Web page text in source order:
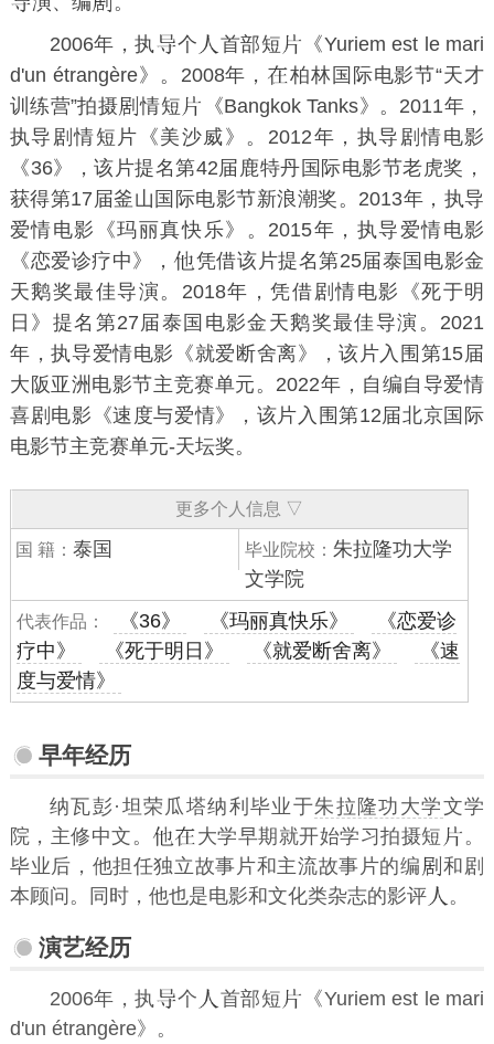
2006年，执
个 首部短
《Yuriem est le mari
d'un étrangère》。2008年，
柏林国际电影节“天才
训练营”拍摄
情短
《Bangkok Tanks》。2011年，
执导剧情短片《美沙威》。2012年，执导剧情电影
《36》，该片提名第42届鹿特丹国际电影节老虎奖，
获得第17届釜山国际电影节新浪潮奖。2013年，执导
爱情电影《玛丽真快乐》。2015年，执导爱情电影
《恋爱诊疗中》，
凭借该片提名第25届泰国电影金
天鹅奖最佳导演。2018年，凭借剧情电影《死于明
日 》提名第27届泰国电影金天鹅奖最佳导演。2021
年，执导爱情电影《就爱断舍离》，该片入围第15届
大阪亚洲电影节主竞赛单元。2022年，自编自导爱情
喜剧电影《速度与爱情》，该片入围第12届北京国际
电影节主竞赛单元-天坛奖。
更多个人信息 ▽
国 籍：泰国 毕业院校： 朱拉隆功大学
文学院
代表作品： 《36》 《玛丽真快乐》
《恋爱诊
疗中》
《死于明日》 《就爱断舍离》
《速
度与爱情》
早年经历
纳瓦彭·坦荣瓜塔纳利毕业于朱拉隆功大学文学
院，主修中文。
大学早期就开始学习拍摄短
。
毕业后，他担任独立故事片和主流故事片的编
和剧
本顾问。同时，他也是电影和文化类杂志的影评
。
演艺经历
2006年，执 个 首部短
《Yuriem est le mari
d'un étrangère》。